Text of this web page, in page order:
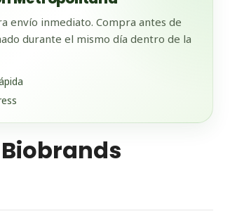
envío inmediato. Compra antes de
durante el mismo día dentro de la